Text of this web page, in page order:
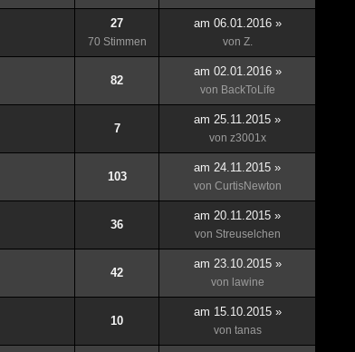
27
70 Stimmen
am 06.01.2016 »
von Z.
82
am 02.01.2016 »
von BackToLife
7
am 25.11.2015 »
von z3001x
103
am 24.11.2015 »
von CurtisNewton
36
am 20.11.2015 »
von Streuselchen
42
am 23.10.2015 »
von lawine
10
am 15.10.2015 »
von tanas